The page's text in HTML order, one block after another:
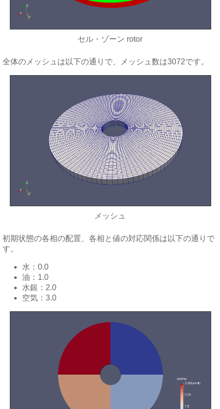
セル・ゾーン rotor
全体のメッシュは以下の通りで、メッシュ数は3072です。
メッシュ
初期状態の各相の配置、各相と値の対応関係は以下の通りで
す。
水：0.0
油：1.0
水銀：2.0
空気：3.0